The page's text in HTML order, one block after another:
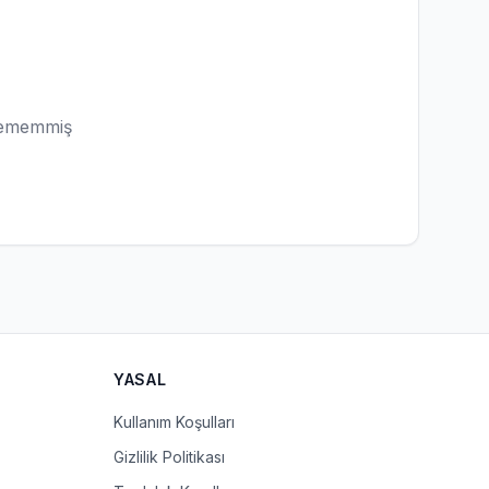
YASAL
Kullanım Koşulları
Gizlilik Politikası